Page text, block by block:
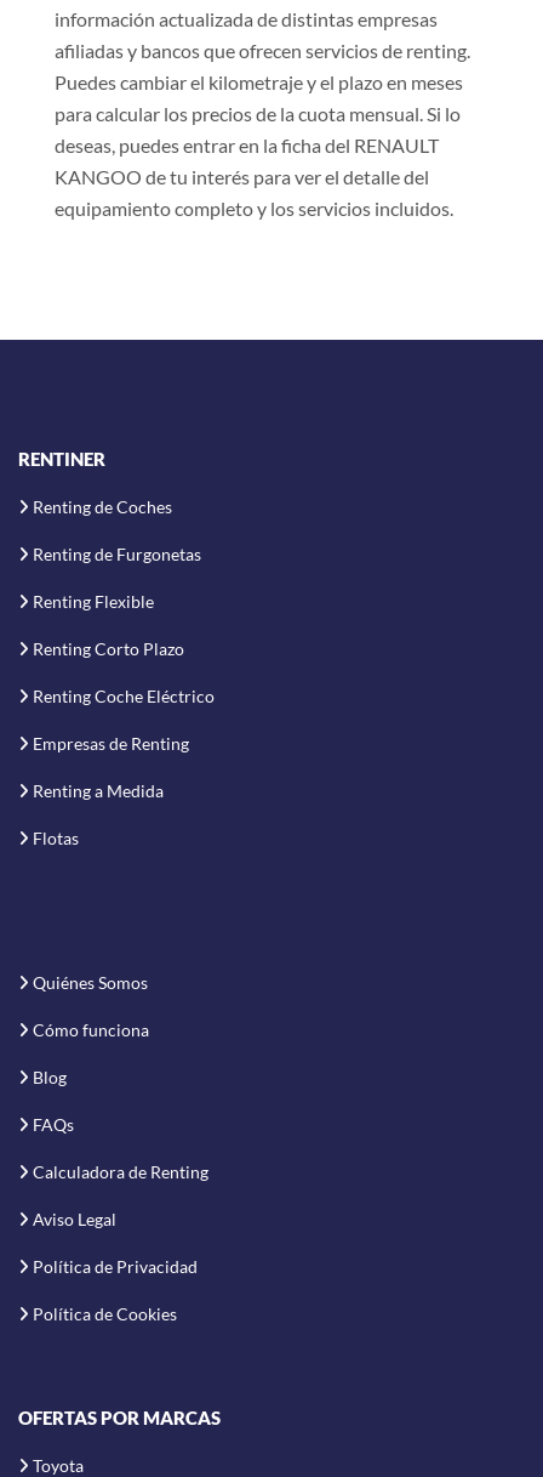
información actualizada de distintas empresas
afiliadas y bancos que ofrecen servicios de renting.
Puedes cambiar el kilometraje y el plazo en meses
para calcular los precios de la cuota mensual. Si lo
deseas, puedes entrar en la ficha del RENAULT
KANGOO de tu interés para ver el detalle del
equipamiento completo y los servicios incluidos.
RENTINER
Renting de Coches
Renting de Furgonetas
Renting Flexible
Renting Corto Plazo
Renting Coche Eléctrico
Empresas de Renting
Renting a Medida
Flotas
Quiénes Somos
Cómo funciona
Blog
FAQs
Calculadora de Renting
Aviso Legal
Política de Privacidad
Política de Cookies
OFERTAS POR MARCAS
Toyota